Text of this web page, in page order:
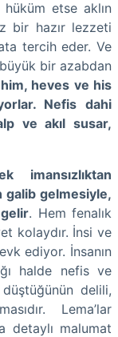
etse aklın
bir hazır lezzeti
tercih eder. Ve
bir azabdan
heves ve his
Nefis dahi
ve akıl susar,
imansızlıktan
galib gelmesiyle,
. Hem fenalık
kolaydır. İnsi ve
ediyor. İnsanın
halde nefis ve
delili,
Lema’lar
detaylı malumat